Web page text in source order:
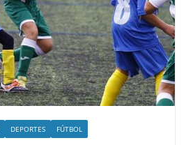
DEPORTES FÚTBOL